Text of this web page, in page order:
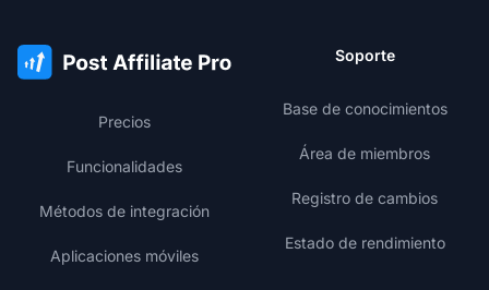
Precios
Funcionalidades
Métodos de integración
Aplicaciones móviles
Soporte
Base de conocimientos
Área de miembros
Registro de cambios
Estado de rendimiento